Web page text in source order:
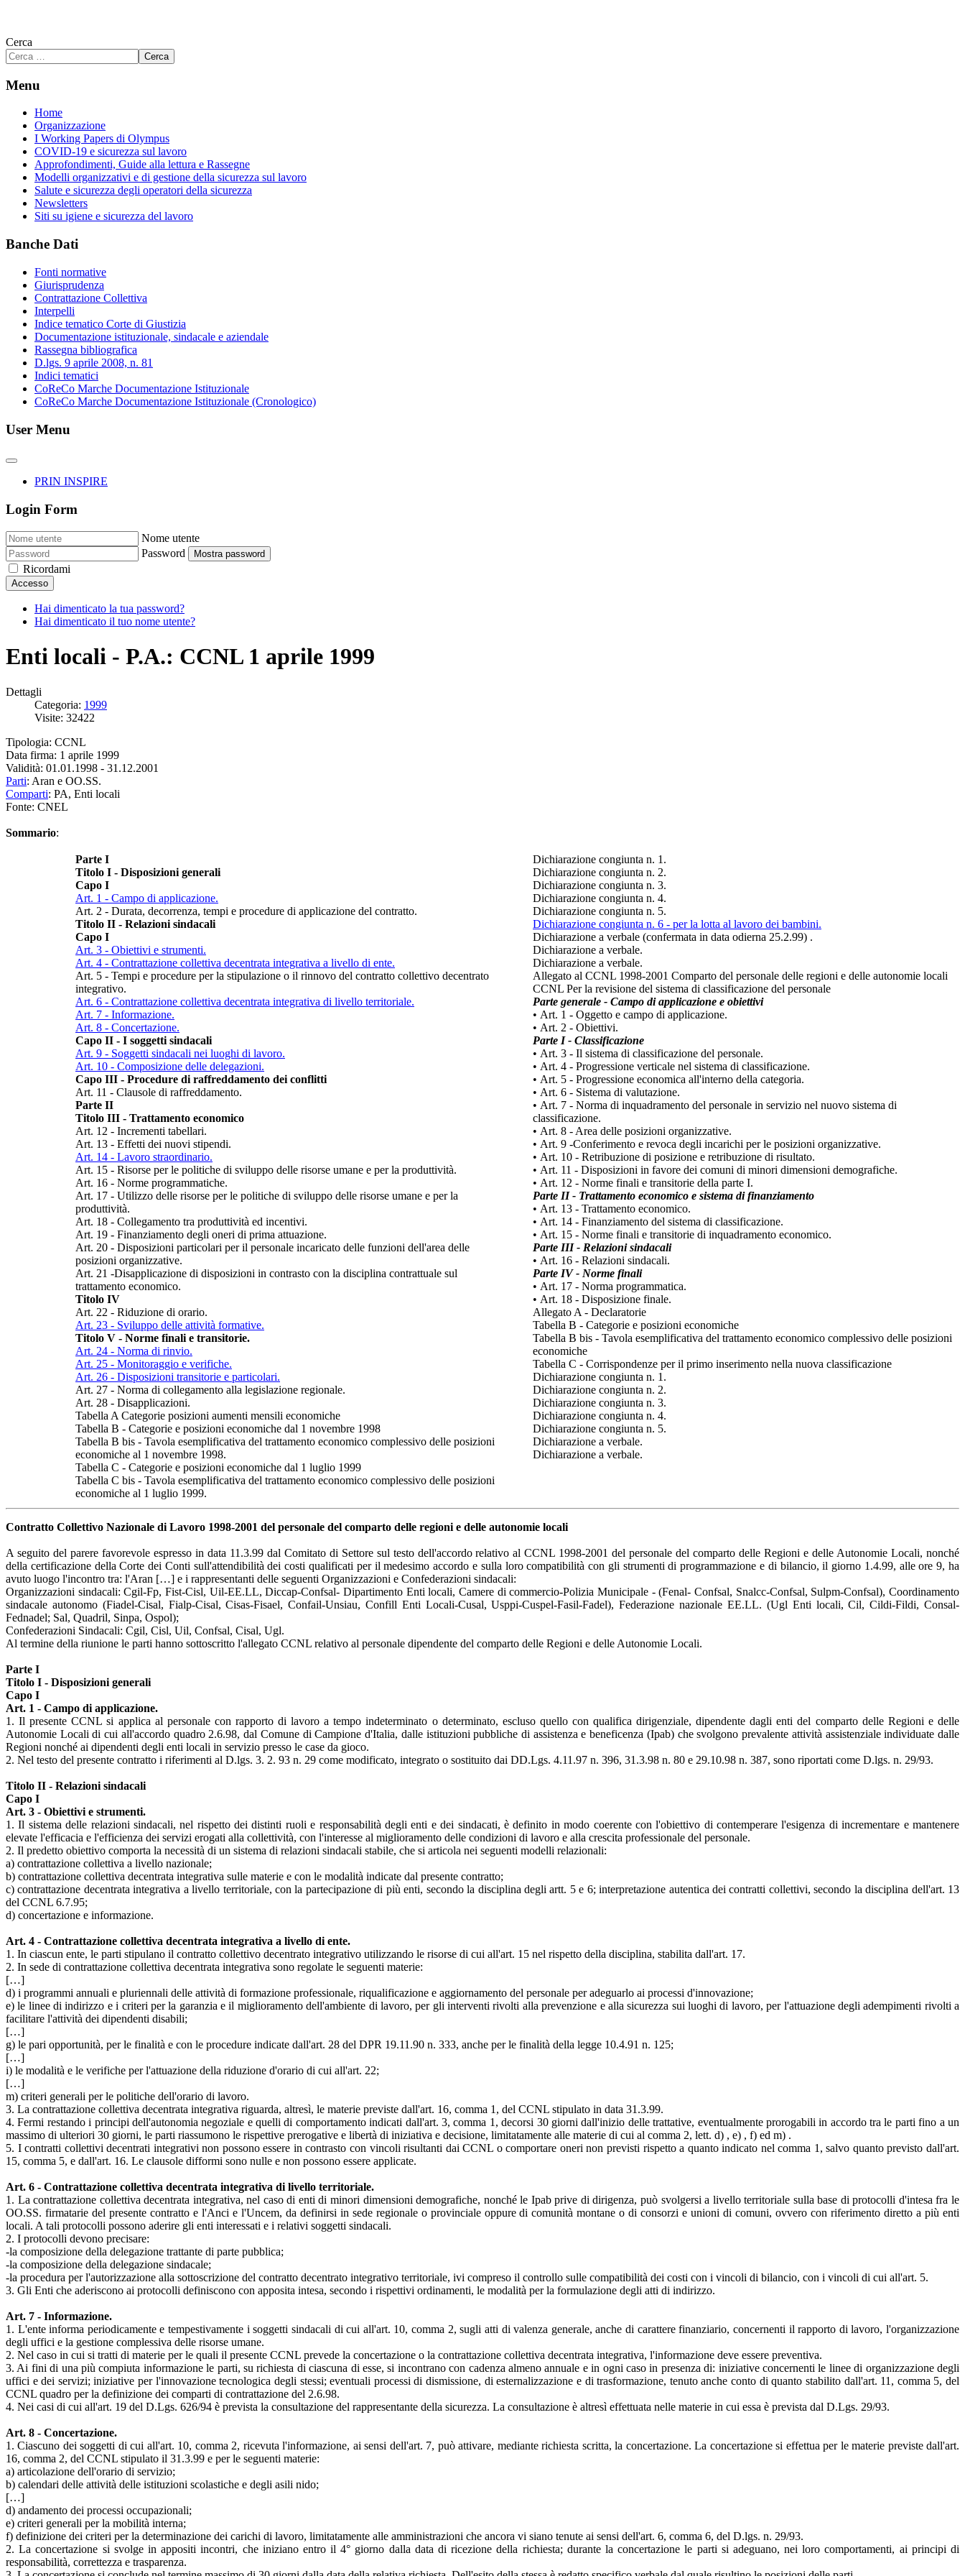
Cerca
Cerca
Menu
Home
Organizzazione
I Working Papers di Olympus
COVID-19 e sicurezza sul lavoro
Approfondimenti, Guide alla lettura e Rassegne
Modelli organizzativi e di gestione della sicurezza sul lavoro
Salute e sicurezza degli operatori della sicurezza
Newsletters
Siti su igiene e sicurezza del lavoro
Banche Dati
Fonti normative
Giurisprudenza
Contrattazione Collettiva
Interpelli
Indice tematico Corte di Giustizia
Documentazione istituzionale, sindacale e aziendale
Rassegna bibliografica
D.lgs. 9 aprile 2008, n. 81
Indici tematici
CoReCo Marche Documentazione Istituzionale
CoReCo Marche Documentazione Istituzionale (Cronologico)
User Menu
PRIN INSPIRE
Login Form
Nome utente
Password
Mostra password
Ricordami
Accesso
Hai dimenticato la tua password?
Hai dimenticato il tuo nome utente?
Enti locali - P.A.: CCNL 1 aprile 1999
Dettagli
Categoria: 1999
Visite: 32422
Tipologia: CCNL
Data firma: 1 aprile 1999
Validità: 01.01.1998 - 31.12.2001
Parti: Aran e OO.SS.
Comparti: PA, Enti locali
Fonte: CNEL
Sommario:
Parte I
Titolo I - Disposizioni generali
Capo I
Art. 1 - Campo di applicazione.
Art. 2 - Durata, decorrenza, tempi e procedure di applicazione del contratto.
Titolo II - Relazioni sindacali
Capo I
Art. 3 - Obiettivi e strumenti.
Art. 4 - Contrattazione collettiva decentrata integrativa a livello di ente.
Art. 5 - Tempi e procedure per la stipulazione o il rinnovo del contratto collettivo decentrato
integrativo.
Art. 6 - Contrattazione collettiva decentrata integrativa di livello territoriale.
Art. 7 - Informazione.
Art. 8 - Concertazione.
Capo II - I soggetti sindacali
Art. 9 - Soggetti sindacali nei luoghi di lavoro.
Art. 10 - Composizione delle delegazioni.
Capo III - Procedure di raffreddamento dei conflitti
Art. 11 - Clausole di raffreddamento.
Parte II
Titolo III - Trattamento economico
Art. 12 - Incrementi tabellari.
Art. 13 - Effetti dei nuovi stipendi.
Art. 14 - Lavoro straordinario.
Art. 15 - Risorse per le politiche di sviluppo delle risorse umane e per la produttività.
Art. 16 - Norme programmatiche.
Art. 17 - Utilizzo delle risorse per le politiche di sviluppo delle risorse umane e per la
produttività.
Art. 18 - Collegamento tra produttività ed incentivi.
Art. 19 - Finanziamento degli oneri di prima attuazione.
Art. 20 - Disposizioni particolari per il personale incaricato delle funzioni dell'area delle
posizioni organizzative.
Art. 21 -Disapplicazione di disposizioni in contrasto con la disciplina contrattuale sul
trattamento economico.
Titolo IV
Art. 22 - Riduzione di orario.
Art. 23 - Sviluppo delle attività formative.
Titolo V - Norme finali e transitorie.
Art. 24 - Norma di rinvio.
Art. 25 - Monitoraggio e verifiche.
Art. 26 - Disposizioni transitorie e particolari.
Art. 27 - Norma di collegamento alla legislazione regionale.
Art. 28 - Disapplicazioni.
Tabella A Categorie posizioni aumenti mensili economiche
Tabella B - Categorie e posizioni economiche dal 1 novembre 1998
Tabella B bis - Tavola esemplificativa del trattamento economico complessivo delle posizioni
economiche al 1 novembre 1998.
Tabella C - Categorie e posizioni economiche dal 1 luglio 1999
Tabella C bis - Tavola esemplificativa del trattamento economico complessivo delle posizioni
economiche al 1 luglio 1999.
Dichiarazione congiunta n. 1.
Dichiarazione congiunta n. 2.
Dichiarazione congiunta n. 3.
Dichiarazione congiunta n. 4.
Dichiarazione congiunta n. 5.
Dichiarazione congiunta n. 6 - per la lotta al lavoro dei bambini.
Dichiarazione a verbale (confermata in data odierna 25.2.99) .
Dichiarazione a verbale.
Dichiarazione a verbale.
Allegato al CCNL 1998-2001 Comparto del personale delle regioni e delle autonomie locali
CCNL Per la revisione del sistema di classificazione del personale
Parte generale - Campo di applicazione e obiettivi
• Art. 1 - Oggetto e campo di applicazione.
• Art. 2 - Obiettivi.
Parte I - Classificazione
• Art. 3 - Il sistema di classificazione del personale.
• Art. 4 - Progressione verticale nel sistema di classificazione.
• Art. 5 - Progressione economica all'interno della categoria.
• Art. 6 - Sistema di valutazione.
• Art. 7 - Norma di inquadramento del personale in servizio nel nuovo sistema di
classificazione.
• Art. 8 - Area delle posizioni organizzative.
• Art. 9 -Conferimento e revoca degli incarichi per le posizioni organizzative.
• Art. 10 - Retribuzione di posizione e retribuzione di risultato.
• Art. 11 - Disposizioni in favore dei comuni di minori dimensioni demografiche.
• Art. 12 - Norme finali e transitorie della parte I.
Parte II - Trattamento economico e sistema di finanziamento
• Art. 13 - Trattamento economico.
• Art. 14 - Finanziamento del sistema di classificazione.
• Art. 15 - Norme finali e transitorie di inquadramento economico.
Parte III - Relazioni sindacali
• Art. 16 - Relazioni sindacali.
Parte IV - Norme finali
• Art. 17 - Norma programmatica.
• Art. 18 - Disposizione finale.
Allegato A - Declaratorie
Tabella B - Categorie e posizioni economiche
Tabella B bis - Tavola esemplificativa del trattamento economico complessivo delle posizioni
economiche
Tabella C - Corrispondenze per il primo inserimento nella nuova classificazione
Dichiarazione congiunta n. 1.
Dichiarazione congiunta n. 2.
Dichiarazione congiunta n. 3.
Dichiarazione congiunta n. 4.
Dichiarazione congiunta n. 5.
Dichiarazione a verbale.
Dichiarazione a verbale.
Contratto Collettivo Nazionale di Lavoro 1998-2001 del personale del comparto delle regioni e delle autonomie locali
A seguito del parere favorevole espresso in data 11.3.99 dal Comitato di Settore sul testo dell'accordo relativo al CCNL 1998-2001 del personale del comparto delle Regioni e delle Autonomie Locali, nonché
della certificazione della Corte dei Conti sull'attendibilità dei costi qualificati per il medesimo accordo e sulla loro compatibilità con gli strumenti di programmazione e di bilancio, il giorno 1.4.99, alle ore 9, ha
avuto luogo l'incontro tra: l'Aran […] e i rappresentanti delle seguenti Organizzazioni e Confederazioni sindacali:
Organizzazioni sindacali: Cgil-Fp, Fist-Cisl, Uil-EE.LL, Diccap-Confsal- Dipartimento Enti locali, Camere di commercio-Polizia Municipale - (Fenal- Confsal, Snalcc-Confsal, Sulpm-Confsal), Coordinamento
sindacale autonomo (Fiadel-Cisal, Fialp-Cisal, Cisas-Fisael, Confail-Unsiau, Confill Enti Locali-Cusal, Usppi-Cuspel-Fasil-Fadel), Federazione nazionale EE.LL. (Ugl Enti locali, Cil, Cildi-Fildi, Consal-
Fednadel; Sal, Quadril, Sinpa, Ospol);
Confederazioni Sindacali: Cgil, Cisl, Uil, Confsal, Cisal, Ugl.
Al termine della riunione le parti hanno sottoscritto l'allegato CCNL relativo al personale dipendente del comparto delle Regioni e delle Autonomie Locali.
Parte I
Titolo I - Disposizioni generali
Capo I
Art. 1 - Campo di applicazione.
1. Il presente CCNL si applica al personale con rapporto di lavoro a tempo indeterminato o determinato, escluso quello con qualifica dirigenziale, dipendente dagli enti del comparto delle Regioni e delle
Autonomie Locali di cui all'accordo quadro 2.6.98, dal Comune di Campione d'Italia, dalle istituzioni pubbliche di assistenza e beneficenza (Ipab) che svolgono prevalente attività assistenziale individuate dalle
Regioni nonché ai dipendenti degli enti locali in servizio presso le case da gioco.
2. Nel testo del presente contratto i riferimenti al D.lgs. 3. 2. 93 n. 29 come modificato, integrato o sostituito dai DD.Lgs. 4.11.97 n. 396, 31.3.98 n. 80 e 29.10.98 n. 387, sono riportati come D.lgs. n. 29/93.
Titolo II - Relazioni sindacali
Capo I
Art. 3 - Obiettivi e strumenti.
1. Il sistema delle relazioni sindacali, nel rispetto dei distinti ruoli e responsabilità degli enti e dei sindacati, è definito in modo coerente con l'obiettivo di contemperare l'esigenza di incrementare e mantenere
elevate l'efficacia e l'efficienza dei servizi erogati alla collettività, con l'interesse al miglioramento delle condizioni di lavoro e alla crescita professionale del personale.
2. Il predetto obiettivo comporta la necessità di un sistema di relazioni sindacali stabile, che si articola nei seguenti modelli relazionali:
a) contrattazione collettiva a livello nazionale;
b) contrattazione collettiva decentrata integrativa sulle materie e con le modalità indicate dal presente contratto;
c) contrattazione decentrata integrativa a livello territoriale, con la partecipazione di più enti, secondo la disciplina degli artt. 5 e 6; interpretazione autentica dei contratti collettivi, secondo la disciplina dell'art. 13
del CCNL 6.7.95;
d) concertazione e informazione.
Art. 4 - Contrattazione collettiva decentrata integrativa a livello di ente.
1. In ciascun ente, le parti stipulano il contratto collettivo decentrato integrativo utilizzando le risorse di cui all'art. 15 nel rispetto della disciplina, stabilita dall'art. 17.
2. In sede di contrattazione collettiva decentrata integrativa sono regolate le seguenti materie:
[…]
d) i programmi annuali e pluriennali delle attività di formazione professionale, riqualificazione e aggiornamento del personale per adeguarlo ai processi d'innovazione;
e) le linee di indirizzo e i criteri per la garanzia e il miglioramento dell'ambiente di lavoro, per gli interventi rivolti alla prevenzione e alla sicurezza sui luoghi di lavoro, per l'attuazione degli adempimenti rivolti a
facilitare l'attività dei dipendenti disabili;
[…]
g) le pari opportunità, per le finalità e con le procedure indicate dall'art. 28 del DPR 19.11.90 n. 333, anche per le finalità della legge 10.4.91 n. 125;
[…]
i) le modalità e le verifiche per l'attuazione della riduzione d'orario di cui all'art. 22;
[…]
m) criteri generali per le politiche dell'orario di lavoro.
3. La contrattazione collettiva decentrata integrativa riguarda, altresì, le materie previste dall'art. 16, comma 1, del CCNL stipulato in data 31.3.99.
4. Fermi restando i principi dell'autonomia negoziale e quelli di comportamento indicati dall'art. 3, comma 1, decorsi 30 giorni dall'inizio delle trattative, eventualmente prorogabili in accordo tra le parti fino a un
massimo di ulteriori 30 giorni, le parti riassumono le rispettive prerogative e libertà di iniziativa e decisione, limitatamente alle materie di cui al comma 2, lett. d) , e) , f) ed m) .
5. I contratti collettivi decentrati integrativi non possono essere in contrasto con vincoli risultanti dai CCNL o comportare oneri non previsti rispetto a quanto indicato nel comma 1, salvo quanto previsto dall'art.
15, comma 5, e dall'art. 16. Le clausole difformi sono nulle e non possono essere applicate.
Art. 6 - Contrattazione collettiva decentrata integrativa di livello territoriale.
1. La contrattazione collettiva decentrata integrativa, nel caso di enti di minori dimensioni demografiche, nonché le Ipab prive di dirigenza, può svolgersi a livello territoriale sulla base di protocolli d'intesa fra le
OO.SS. firmatarie del presente contratto e l'Anci e l'Uncem, da definirsi in sede regionale o provinciale oppure di comunità montane o di consorzi e unioni di comuni, ovvero con riferimento diretto a più enti
locali. A tali protocolli possono aderire gli enti interessati e i relativi soggetti sindacali.
2. I protocolli devono precisare:
-la composizione della delegazione trattante di parte pubblica;
-la composizione della delegazione sindacale;
-la procedura per l'autorizzazione alla sottoscrizione del contratto decentrato integrativo territoriale, ivi compreso il controllo sulle compatibilità dei costi con i vincoli di bilancio, con i vincoli di cui all'art. 5.
3. Gli Enti che aderiscono ai protocolli definiscono con apposita intesa, secondo i rispettivi ordinamenti, le modalità per la formulazione degli atti di indirizzo.
Art. 7 - Informazione.
1. L'ente informa periodicamente e tempestivamente i soggetti sindacali di cui all'art. 10, comma 2, sugli atti di valenza generale, anche di carattere finanziario, concernenti il rapporto di lavoro, l'organizzazione
degli uffici e la gestione complessiva delle risorse umane.
2. Nel caso in cui si tratti di materie per le quali il presente CCNL prevede la concertazione o la contrattazione collettiva decentrata integrativa, l'informazione deve essere preventiva.
3. Ai fini di una più compiuta informazione le parti, su richiesta di ciascuna di esse, si incontrano con cadenza almeno annuale e in ogni caso in presenza di: iniziative concernenti le linee di organizzazione degli
uffici e dei servizi; iniziative per l'innovazione tecnologica degli stessi; eventuali processi di dismissione, di esternalizzazione e di trasformazione, tenuto anche conto di quanto stabilito dall'art. 11, comma 5, del
CCNL quadro per la definizione dei comparti di contrattazione del 2.6.98.
4. Nei casi di cui all'art. 19 del D.Lgs. 626/94 è prevista la consultazione del rappresentante della sicurezza. La consultazione è altresì effettuata nelle materie in cui essa è prevista dal D.Lgs. 29/93.
Art. 8 - Concertazione.
1. Ciascuno dei soggetti di cui all'art. 10, comma 2, ricevuta l'informazione, ai sensi dell'art. 7, può attivare, mediante richiesta scritta, la concertazione. La concertazione si effettua per le materie previste dall'art.
16, comma 2, del CCNL stipulato il 31.3.99 e per le seguenti materie:
a) articolazione dell'orario di servizio;
b) calendari delle attività delle istituzioni scolastiche e degli asili nido;
[…]
d) andamento dei processi occupazionali;
e) criteri generali per la mobilità interna;
f) definizione dei criteri per la determinazione dei carichi di lavoro, limitatamente alle amministrazioni che ancora vi siano tenute ai sensi dell'art. 6, comma 6, del D.lgs. n. 29/93.
2. La concertazione si svolge in appositi incontri, che iniziano entro il 4° giorno dalla data di ricezione della richiesta; durante la concertazione le parti si adeguano, nei loro comportamenti, ai principi di
responsabilità, correttezza e trasparenza.